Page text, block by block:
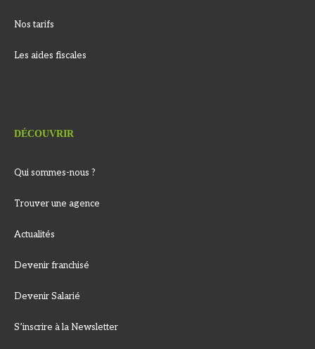
Nos tarifs
Les aides fiscales
DÉCOUVRIR
Qui sommes-nous ?
Trouver une agence
Actualités
Devenir franchisé
Devenir Salarié
S’inscrire à la Newsletter